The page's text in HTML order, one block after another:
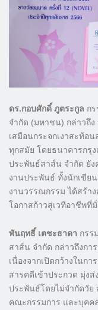
ดร.กอบศักดิ์ ภูตระกูล ก
จำกัด (มหาชน) กล่าวถึ
เสมือนกระจกเงาสะท้อ
ทุกสมัย โดยธนาคารกรุ
ประพันธ์สาส์น จำกัด ยัง
งานประพันธ์ ทั้งนักเขีย
งานวรรณกรรม ได้สร้า
โอกาสก้าวสู่เวทีอาชีพ
พันฤทธิ์ เตชะธาดา กรร
สาส์น จำกัด กล่าวถึงกา
เนื่องจากเปิดกว้างในก
สารคดีเข้าประกวด มุ่ง
ประพันธ์โดยไม่จำกัดวั
คณะกรรมการ และบุคค